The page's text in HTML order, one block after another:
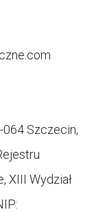
064 Szczecin,
XIII Wydział